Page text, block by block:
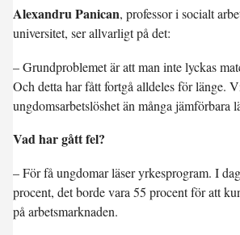
Alexandru Panican, professor i socialt
universitet, ser allvarligt på det:
– Grundproblemet är att man inte lyckas
Och detta har fått fortgå alldeles för länge.
ungdomsarbetslöshet än många jämförbara
Vad har gått fel?
– För få ungdomar läser yrkesprogram. I
procent, det borde vara 55 procent för att
på arbetsmarknaden.